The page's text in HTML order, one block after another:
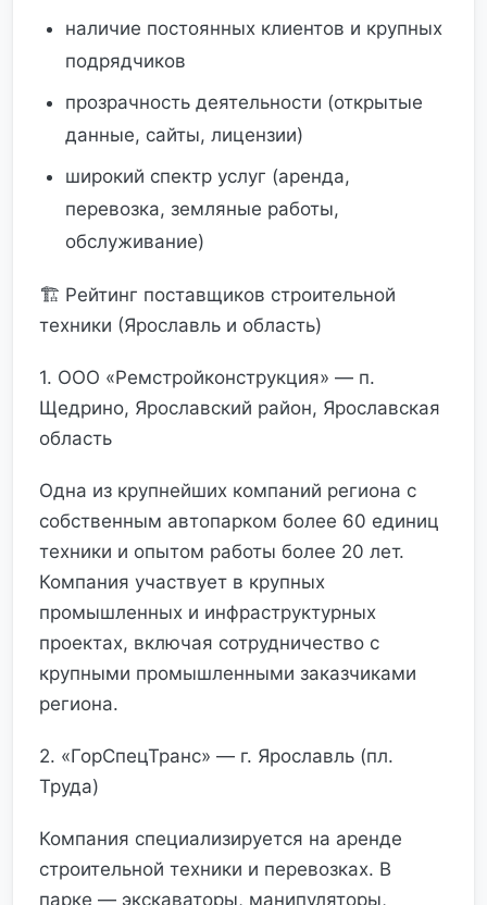
наличие постоянных клиентов и крупных
подрядчиков
прозрачность деятельности (открытые
данные, сайты, лицензии)
широкий спектр услуг (аренда,
перевозка, земляные работы,
обслуживание)
🏗 Рейтинг поставщиков строительной
техники (Ярославль и область)
1. ООО «Ремстройконструкция» — п.
Щедрино, Ярославский район, Ярославская
область
Одна из крупнейших компаний региона с
собственным автопарком более 60 единиц
техники и опытом работы более 20 лет.
Компания участвует в крупных
промышленных и инфраструктурных
проектах, включая сотрудничество с
крупными промышленными заказчиками
региона.
2. «ГорСпецТранс» — г. Ярославль (пл.
Труда)
Компания специализируется на аренде
строительной техники и перевозках. В
парке — экскаваторы, манипуляторы,